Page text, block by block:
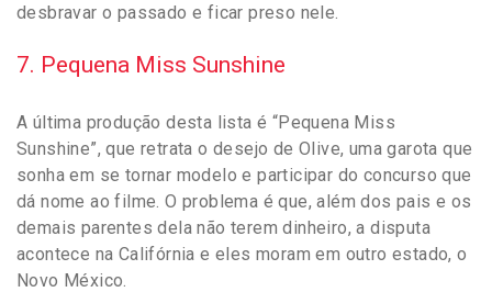
desbravar o passado e ficar preso nele.
7. Pequena Miss Sunshine
A última produção desta lista é “Pequena Miss
Sunshine”, que retrata o desejo de Olive, uma garota que
sonha em se tornar modelo e participar do concurso que
dá nome ao filme. O problema é que, além dos pais e os
demais parentes dela não terem dinheiro, a disputa
acontece na Califórnia e eles moram em outro estado, o
Novo México.